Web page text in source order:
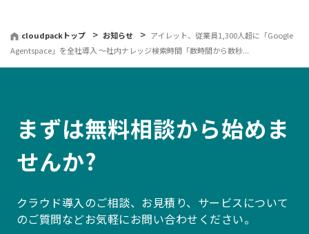
cloudpackトップ お知らせ
アイレット、従業員1,300人超に「Google
Agentspace」を全社導入 〜社内ナレッジ検索時間「数時間から数秒...
まずは無料相談から始めま
せんか?
クラウド導入のご相談、お見積り、サービスについて
のご質問などお気軽にお問い合わせください。